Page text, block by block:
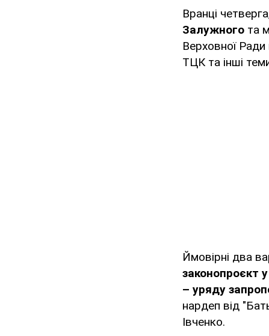
Вранці
Залужного та
Верховної
ТЦК та інші
Ймовірні два
законопроєкт
– уряду
нардеп від
Івченко.